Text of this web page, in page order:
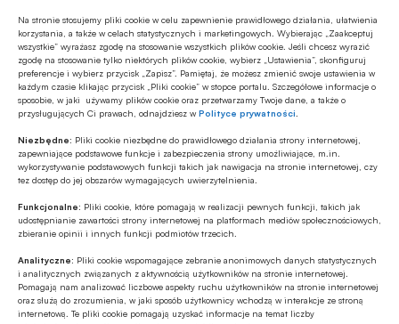
Na stronie stosujemy pliki cookie w celu zapewnienie prawidłowego działania, ułatwienia
korzystania, a także w celach statystycznych i marketingowych. Wybierając „Zaakceptuj
wszystkie” wyrażasz zgodę na stosowanie wszystkich plików cookie. Jeśli chcesz wyrazić
zgodę na stosowanie tylko niektórych plików cookie, wybierz „Ustawienia”, skonfiguruj
preferencje i wybierz przycisk „Zapisz”. Pamiętaj, że możesz zmienić swoje ustawienia w
każdym czasie klikając przycisk „Pliki cookie” w stopce portalu. Szczegółowe informacje o
sposobie, w jaki używamy plików cookie oraz przetwarzamy Twoje dane, a także o
przysługujących Ci prawach, odnajdziesz wPolityce prywatności
Niezbędne: Pliki cookie niezbędne do prawidłowego działania strony internetowej,
zapewniające podstawowe funkcje i zabezpieczenia strony umożliwiające, m.in.
wykorzystywanie podstawowych funkcji takich jak nawigacja na stronie internetowej, czy
tez dostęp do jej obszarów wymagających uwierzytelnienia.
Funkcjonalne: Pliki cookie, które pomagają w realizacji pewnych funkcji, takich jak
udostępnianie zawartości strony internetowej na platformach mediów społecznościowych,
zbieranie opinii i innych funkcji podmiotów trzecich.
Analityczne: Pliki cookie wspomagające zebranie anonimowych danych statystycznych
i analitycznych związanych z aktywnością użytkowników na stronie internetowej.
Pomagają nam analizować liczbowe aspekty ruchu użytkowników na stronie internetowej
oraz służą do zrozumienia, w jaki sposób użytkownicy wchodzą w interakcje ze stroną
internetową. Te pliki cookie pomagają uzyskać informacje na temat liczby
Szczegółowy program studiów oraz dodatkowe
informacje są dostępne na stronie Szkoły Głównej
Handlowej w Warszawie oraz pod adresem
www.cloudmodels.eu.
Udostępnij